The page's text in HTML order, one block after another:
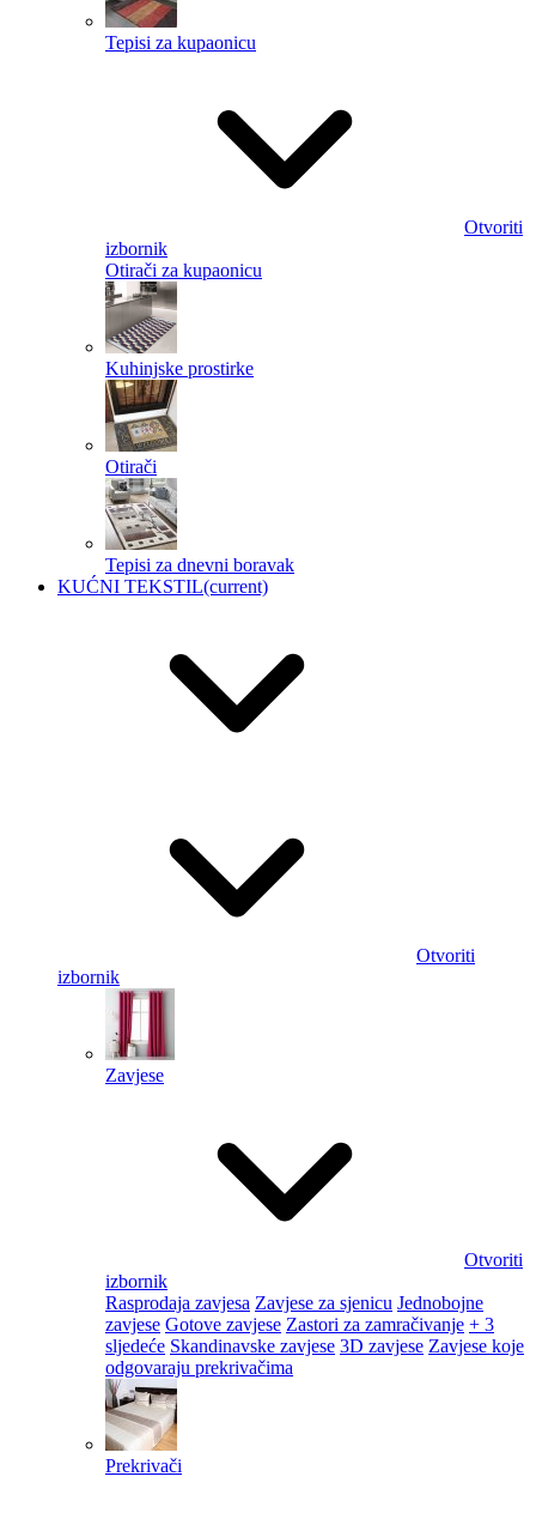
Tepisi za kupaonicu
Otvoriti
izbornik
Otirači za kupaonicu
Kuhinjske prostirke
Otirači
Tepisi za dnevni boravak
KUĆNI TEKSTIL(current)
Otvoriti
izbornik
Zavjese
Otvoriti
izbornik
Rasprodaja zavjesa Zavjese za sjenicu Jednobojne
zavjese Gotove zavjese Zastori za zamračivanje + 3
sljedeće Skandinavske zavjese 3D zavjese Zavjese koje
odgovaraju prekrivačima
Prekrivači